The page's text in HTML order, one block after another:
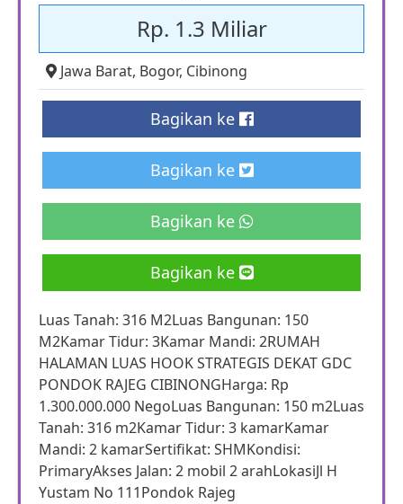
Rp. 1.3 Miliar
Jawa Barat, Bogor, Cibinong
Bagikan ke
Bagikan ke
Bagikan ke
Bagikan ke
Luas Tanah: 316 M2Luas Bangunan: 150
M2Kamar Tidur: 3Kamar Mandi: 2RUMAH
HALAMAN LUAS HOOK STRATEGIS DEKAT GDC
PONDOK RAJEG CIBINONGHarga: Rp
1.300.000.000 NegoLuas Bangunan: 150 m2Luas
Tanah: 316 m2Kamar Tidur: 3 kamarKamar
Mandi: 2 kamarSertifikat: SHMKondisi:
PrimaryAkses Jalan: 2 mobil 2 arahLokasiJl H
Yustam No 111Pondok Rajeg